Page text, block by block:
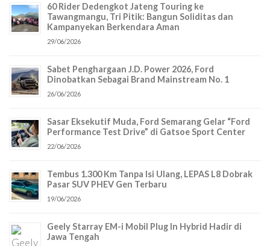
60 Rider Dedengkot Jateng Touring ke
Tawangmangu, Tri Pitik: Bangun Soliditas dan
Kampanyekan Berkendara Aman
29/06/2026
Sabet Penghargaan J.D. Power 2026, Ford
Dinobatkan Sebagai Brand Mainstream No. 1
26/06/2026
Sasar Eksekutif Muda, Ford Semarang Gelar “Ford
Performance Test Drive” di Gatsoe Sport Center
22/06/2026
Tembus 1.300 Km Tanpa Isi Ulang, LEPAS L8 Dobrak
Pasar SUV PHEV Gen Terbaru
19/06/2026
Geely Starray EM-i Mobil Plug In Hybrid Hadir di
Jawa Tengah